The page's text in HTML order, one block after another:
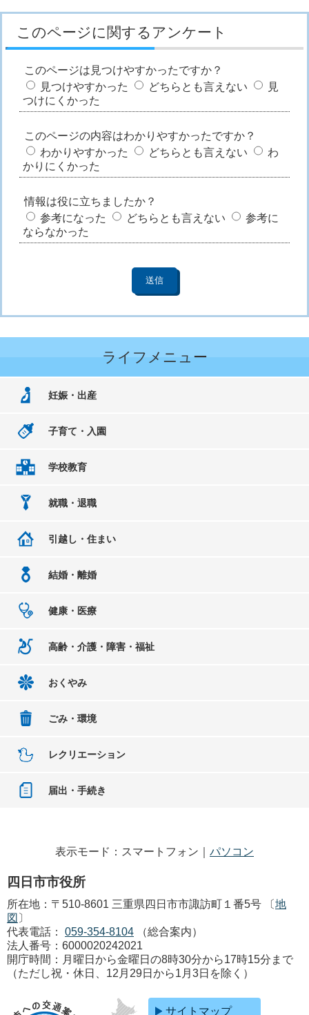
このページに関するアンケート
このページは見つけやすかったですか？
見つけやすかった
どちらとも言えない
見
つけにくかった
このページの内容はわかりやすかったですか？
わかりやすかった
どちらとも言えない
わ
かりにくかった
情報は役に立ちましたか？
参考になった
どちらとも言えない
参考に
ならなかった
ライフメニュー
妊娠・出産
子育て・入園
学校教育
就職・退職
引越し・住まい
結婚・離婚
健康・医療
高齢・介護・障害・福祉
おくやみ
ごみ・環境
レクリエーション
届出・手続き
表示モード：スマートフォン｜ パソコン
四日市市役所
所在地：〒510-8601 三重県四日市市諏訪町１番5号 〔 地
図 〕
代表電話：
059-354-8104
（総合案内）
法人番号：6000020242021
開庁時間：月曜日から金曜日の8時30分から17時15分まで
（ただし祝・休日、12月29日から1月3日を除く）
サイトマップ